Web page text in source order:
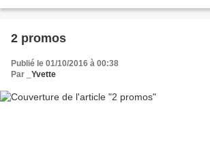
2 promos
Publié le 01/10/2016 à 00:38
Par
_Yvette